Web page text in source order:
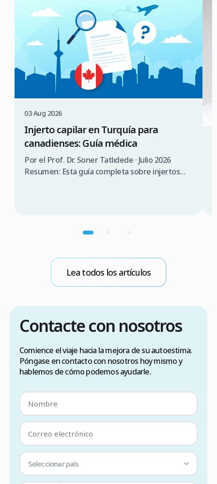
03 Aug 2026
Injerto capilar en Turquía para
canadienses: Guía médica
Por el Prof. Dr. Soner Tatlıdede · Julio 2026
Resumen: Esta guía completa sobre injertos
(90 días sin visado), lista de verificación para
Lea todos los artículos
Contacte con nosotros
Comience el viaje hacia la mejora de su autoestima.
Póngase en contacto con nosotros hoy mismo y
hablemos de cómo podemos ayudarle.
Seleccionar país